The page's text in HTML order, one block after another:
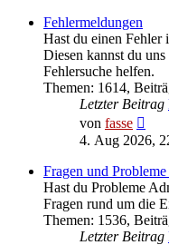
Fehlermeldungen
Hast du einen Fehler
Diesen kannst du
Fehlersuche helfen.
Themen: 1614,
Letzter Beitrag
von fasse
4. Aug 2026,
Fragen und
Hast du Probleme
Fragen rund um die
Themen: 1536,
Letzter Beitrag